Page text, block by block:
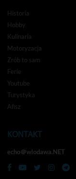
Historia
Hobby
Kulinaria
Motoryzacja
Zrób to sam
Ferie
Youtube
Turystyka
Afisz
KONTAKT
echo＠wlodawa.NET